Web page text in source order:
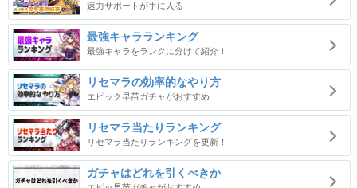
速力サポートが手に入る
最強キャラランキング
最強キャラをランクに分けて紹介！
リセマラの効率的なやり方
エピック早苗ガチャがおすすめ
リセマラ当たりランキング
リセマラ当たりランキングを更新！
ガチャはどれを引くべきか